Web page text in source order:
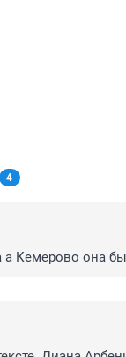
4
а Кемерово она